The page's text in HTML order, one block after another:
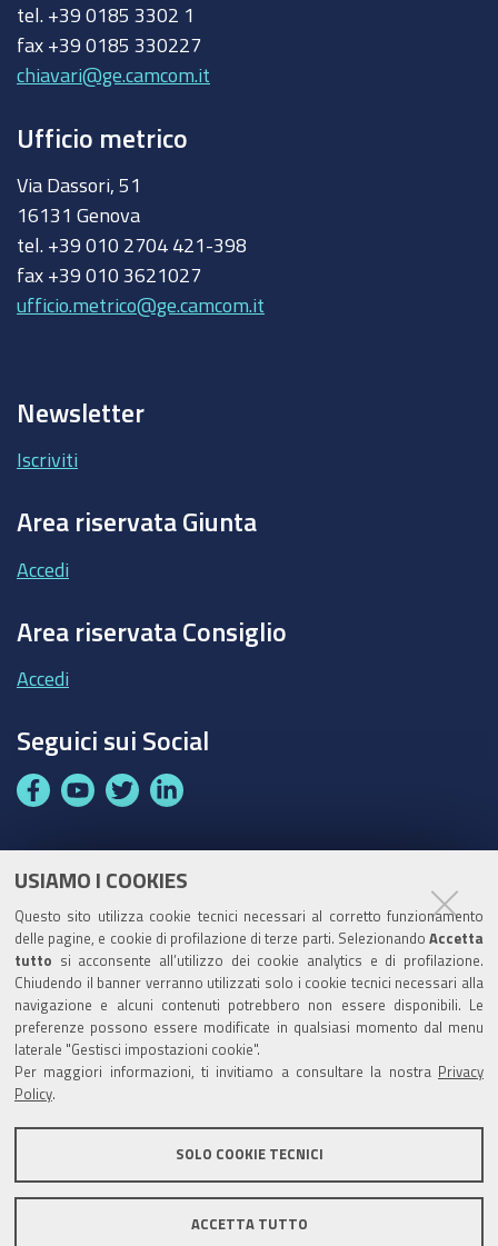
USIAMO I COOKIES
Questo sito utilizza cookie tecnici necessari al corretto funzionamento
delle pagine, e cookie di profilazione di terze parti. Selezionando Accetta
tutto si acconsente all’utilizzo dei cookie analytics e di profilazione.
Chiudendo il banner verranno utilizzati solo i cookie tecnici necessari alla
navigazione e alcuni contenuti potrebbero non essere disponibili. Le
preferenze possono essere modificate in qualsiasi momento dal menu
laterale "Gestisci impostazioni cookie".
Per maggiori informazioni, ti invitiamo a consultare la nostra
Privacy
Policy
SOLO COOKIE TECNICI
ACCETTA TUTTO
tel. +39 0185 3302 1
fax +39 0185 330227
chiavari@ge.camcom.it
Ufficio metrico
Via Dassori, 51
16131 Genova
tel. +39 010 2704 421-398
fax +39 010 3621027
ufficio.metrico@ge.camcom.it
Newsletter
Iscriviti
Area riservata Giunta
Accedi
Area riservata Consiglio
Accedi
Seguici sui Social
F
c
e
o
o
Y
u
t
b
e
T
i
t
e
r
L
n
k
d
I
n
Codice Univoco Ufficio:UF1SDE
I soggetti privati potranno effettuare i pagamenti
tramite PagoPA con Modalità diretta o con Avviso di
pagamento al seguente linkPaga con PagoPA
Codice IBAN per le pubbliche amministrazioni
comprese nel regime di Tesoreria Unica presso la
Banca D’Italia: IT96Z0100004306TU0000007079